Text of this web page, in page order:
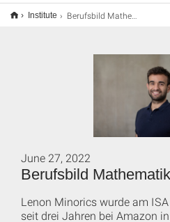
Institute Berufsbild Mathematiker
Berufsbild
June 27, 2022
Lenon Minorics wurde am
seit drei Jahren bei Amazon